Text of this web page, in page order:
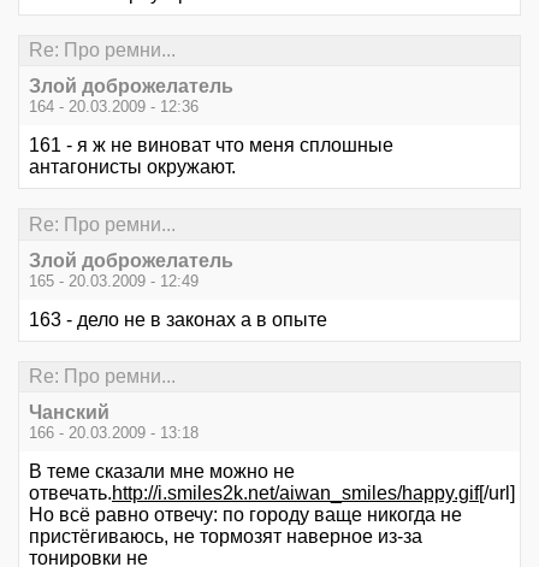
Re: Про ремни...
Злой доброжелатель
164 - 20.03.2009 - 12:36
161 - я ж не виноват что меня сплошные
антагонисты окружают.
Re: Про ремни...
Злой доброжелатель
165 - 20.03.2009 - 12:49
163 - дело не в законах а в опыте
Re: Про ремни...
Чанский
166 - 20.03.2009 - 13:18
В теме сказали мне можно не
отвечать.http://i.smiles2k.net/aiwan_smiles/happy.gif[/url]
Но всё равно отвечу: по городу ваще никогда не
пристёгиваюсь, не тормозят наверное из-за
тонировки не